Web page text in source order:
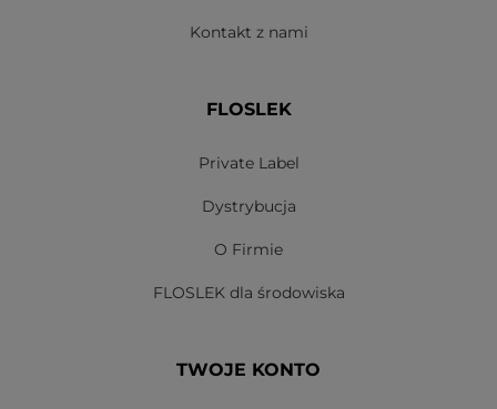
Kontakt z nami
FLOSLEK
Private Label
Dystrybucja
O Firmie
FLOSLEK dla środowiska
TWOJE KONTO